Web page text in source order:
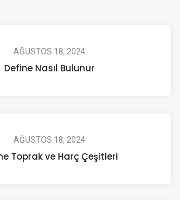
AĞUSTOS 18, 2024
Define Nasıl Bulunur
AĞUSTOS 18, 2024
Toprak ve Harç Çeşitleri